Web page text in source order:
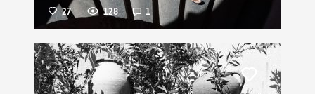
27 128 1
Liker